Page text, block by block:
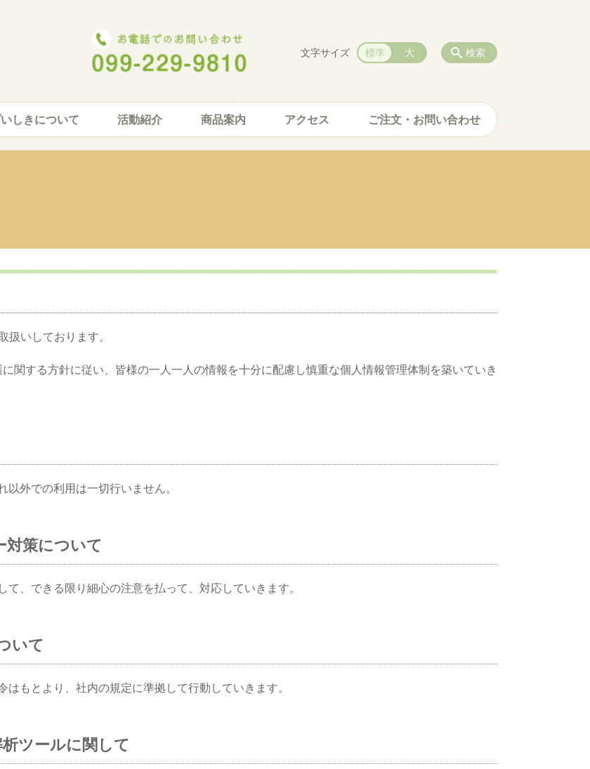
しきについて 活動紹介 商品案内 アクセス ご注文・お問い合わせ
検索
文字サイズ 標準 大
いしております。
関する方針に従い、皆様の一人一人の情報を十分に配慮し慎重な個人情報管理体制を築いていき
外での利用は一切行いません。
対策について
、できる限り細心の注意を払って、対応していきます。
いて
もとより、社内の規定に準拠して行動していきます。
ツールに関して